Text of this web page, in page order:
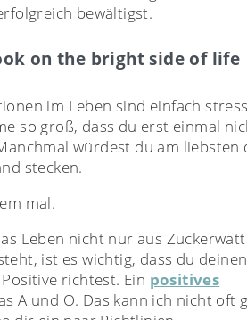
bewältigst.
on the bright side of life
im Leben sind einfach
so groß, dass du erst einmal
würdest du am liebsten
stecken.
mal.
Leben nicht nur aus
ist es wichtig, dass du deinen
richtest. Ein positives
A und O. Das kann ich nicht oft